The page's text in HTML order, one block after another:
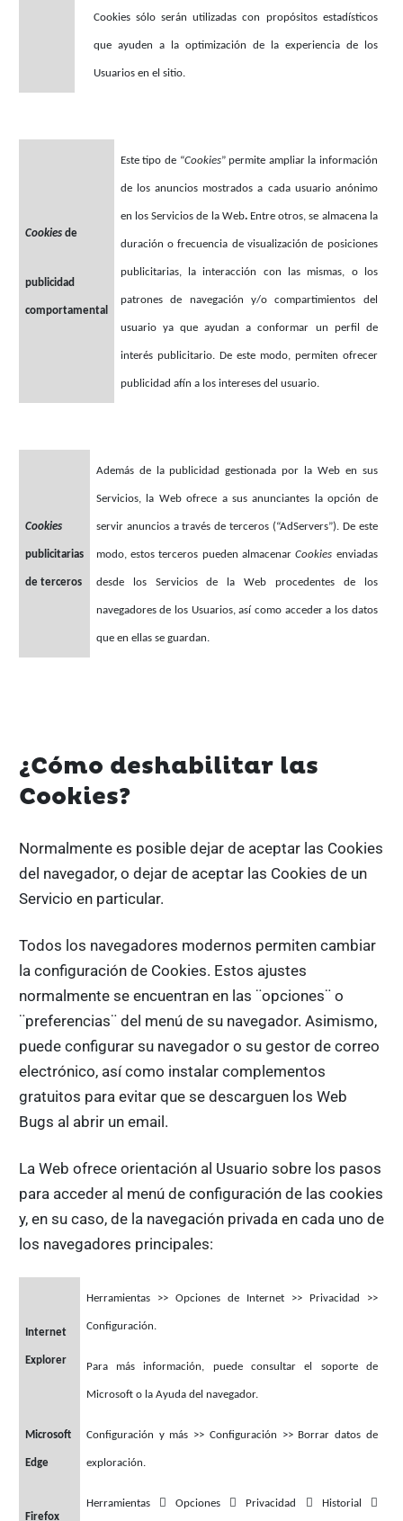
Cookies sólo serán utilizadas con propósitos estadísticos
que ayuden a la optimización de la experiencia de los
Usuarios en el sitio.
Cookies de
publicidad
comportamental
Este tipo de “Cookies” permite ampliar la información
de los anuncios mostrados a cada usuario anónimo
en los Servicios de la Web.Entre otros, se almacena la
duración o frecuencia de visualización de posiciones
publicitarias, la interacción con las mismas, o los
patrones de navegación y/o compartimientos del
usuario ya que ayudan a conformar un perfil de
interés publicitario. De este modo, permiten ofrecer
publicidad afín a los intereses del usuario.
Cookies
publicitarias
de terceros
Además de la publicidad gestionada por la Web en sus
Servicios, la Web ofrece a sus anunciantes la opción de
servir anuncios a través de terceros (“AdServers”). De este
modo, estos terceros pueden almacenarCookies enviadas
desde los Servicios de la Web procedentes de los
navegadores de los Usuarios, así como acceder a los datos
que en ellas se guardan.
¿Cómo deshabilitar las
Cookies?
Normalmente es posible dejar de aceptar las Cookies
del navegador, o dejar de aceptar las Cookies de un
Servicio en particular.
Todos los navegadores modernos permiten cambiar
la configuración de Cookies. Estos ajustes
normalmente se encuentran en las ¨opciones¨ o
¨preferencias¨ del menú de su navegador. Asimismo,
puede configurar su navegador o su gestor de correo
electrónico, así como instalar complementos
gratuitos para evitar que se descarguen los Web
Bugs al abrir un email.
La Web ofrece orientación al Usuario sobre los pasos
para acceder al menú de configuración de las cookies
y, en su caso, de la navegación privada en cada uno de
los navegadores principales:
Internet
Explorer
Herramientas >>Opciones de Internet >>Privacidad >>
Configuración.
Para más información, puede consultar el soporte de
Microsoft o la Ayuda del navegador.
Microsoft
Edge
Configuración y más >> Configuración >>Borrar datos de
exploración.
Firefox
Herramientas  Opciones  Privacidad  Historial 